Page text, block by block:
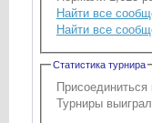
Найти все
Найти все
Статистика турнира
Присоединиться
Турниры